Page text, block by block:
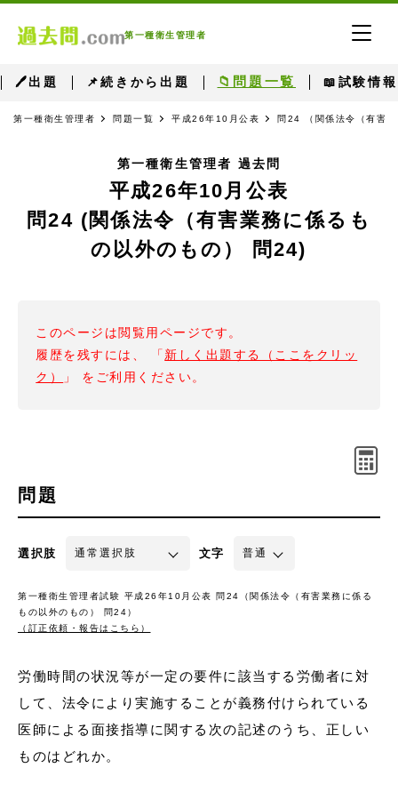
第一種衛生管理者
🖊出題 📌続きから出題 📁問題一覧 📖試験情報
第一種衛生管理者 問題一覧 平成26年10月公表 問24 （関係法令（有害
第一種衛生管理者 過去問
平成26年10月公表
問24 (関係法令（有害業務に係るも
の以外のもの） 問24)
このページは閲覧用ページです。
履歴を残すには、 「 新しく出題する（ここをクリッ
ク）
」 をご利用ください。
問題
選択肢 文字
第一種衛生管理者試験 平成26年10月公表 問24（関係法令（有害業務に係る
もの以外のもの） 問24）
（訂正依頼・報告はこちら）
労働時間の状況等が一定の要件に該当する労働者に対
して、法令により実施することが義務付けられている
医師による面接指導に関する次の記述のうち、正しい
ものはどれか。